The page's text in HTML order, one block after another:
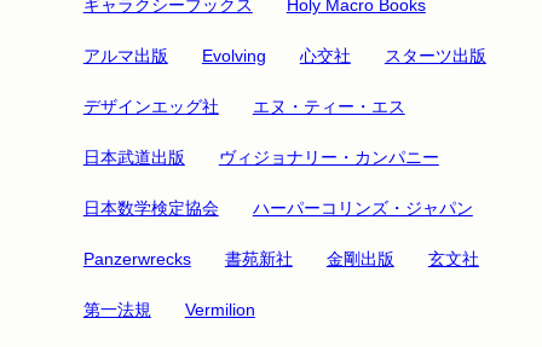
ギャラクシーブックス Holy Macro Books
アルマ出版 Evolving 心交社 スターツ出版
デザインエッグ社 エヌ・ティー・エス
日本武道出版 ヴィジョナリー・カンパニー
日本数学検定協会 ハーパーコリンズ・ジャパン
Panzerwrecks 書苑新社 金剛出版 玄文社
第一法規 Vermilion